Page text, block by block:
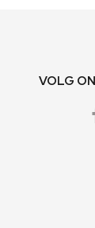
VOLG